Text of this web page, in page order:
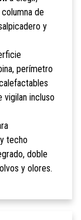
de
y
perímetro
incluso
techo
doble
y olores.